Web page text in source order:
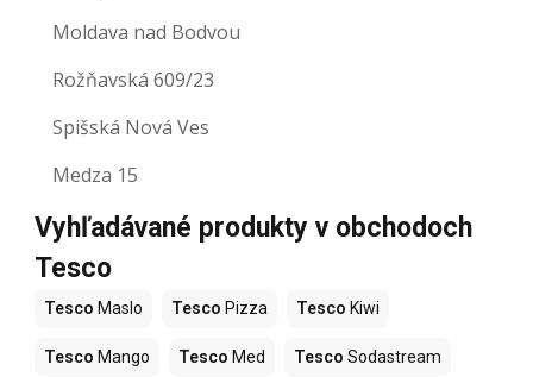
Moldava nad Bodvou
Rožňavská 609/23
Spišská Nová Ves
Medza 15
Vyhľadávané produkty v obchodoch
Tesco
Tesco Maslo Tesco Pizza Tesco Kiwi
Tesco Mango Tesco Med Tesco Sodastream